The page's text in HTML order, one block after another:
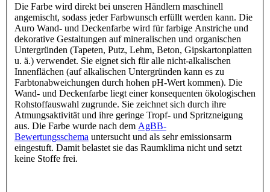
Die Farbe wird direkt bei unseren Händlern maschinell
angemischt, sodass jeder Farbwunsch erfüllt werden kann. Die
Auro Wand- und Deckenfarbe wird für farbige Anstriche und
dekorative Gestaltungen auf mineralischen und organischen
Untergründen (Tapeten, Putz, Lehm, Beton, Gipskartonplatten
u. ä.) verwendet. Sie eignet sich für alle nicht-alkalischen
Innenflächen (auf alkalischen Untergründen kann es zu
Farbtonabweichungen durch hohen pH-Wert kommen). Die
Wand- und Deckenfarbe liegt einer konsequenten ökologischen
Rohstoffauswahl zugrunde. Sie zeichnet sich durch ihre
Atmungsaktivität und ihre geringe Tropf- und Spritzneigung
aus. Die Farbe wurde nach dem AgBB-
Bewertungsschema untersucht und als sehr emissionsarm
eingestuft. Damit belastet sie das Raumklima nicht und setzt
keine Stoffe frei.